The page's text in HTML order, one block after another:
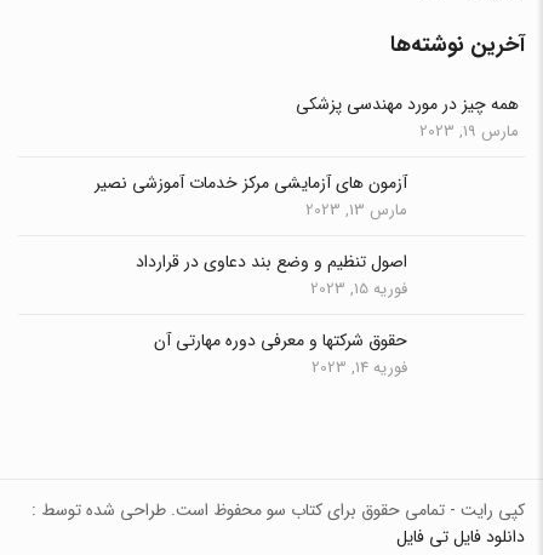
آخرین نوشته‌ها
همه چیز در مورد مهندسی پزشکی
مارس 19, 2023
آزمون های آزمایشی مرکز خدمات آموزشی نصیر
مارس 13, 2023
اصول تنظیم و وضع بند دعاوی در قرارداد
فوریه 15, 2023
حقوق شرکتها و معرفی دوره مهارتی آن
فوریه 14, 2023
کپی رایت - تمامی حقوق برای کتاب سو محفوظ است. طراحی شده توسط :
دانلود فایل تی فایل